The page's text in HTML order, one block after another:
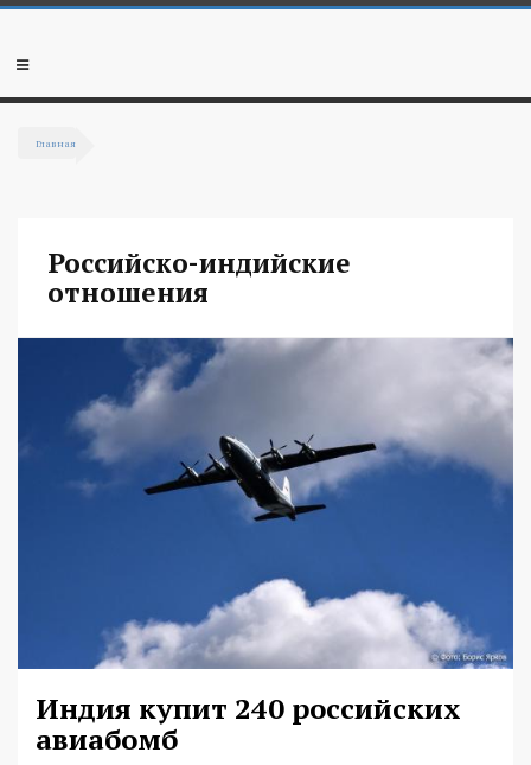
Перейти к основному содержанию
Мобильное
Главная
Российско-индийские
отношения
Индия купит 240 российских
авиабомб